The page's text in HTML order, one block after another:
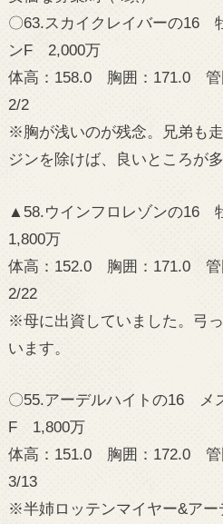
〇63.スカイクレイバーの
ンF 2,000万
体高：158.0 胸囲：171.0
2/2
※胸が浅いのが残念。兄弟も
ジンを除けば、良いところが
▲58.ウインフロレゾンの
1,800万
体高：152.0 胸囲：171.0
2/22
※母に出資していました。弓
います。
〇55.アーデルハイトの16
F 1,800万
体高：151.0 胸囲：172.0
3/13
※半姉ロッテンマイヤー&アー